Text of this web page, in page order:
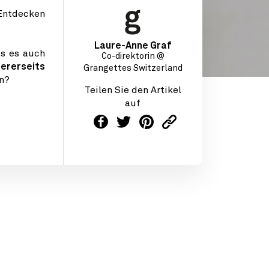
es auch
Laure-Anne Graf
Co-direktorin @
Grangettes Switzerland
Teilen Sie den Artikel
auf